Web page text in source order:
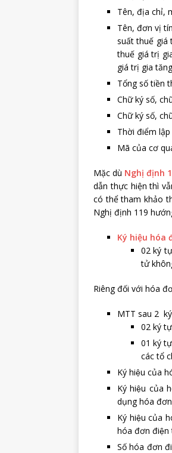
Tên, địa chỉ,
Tên, đơn vị
suất thuế giá
thuế giá trị
giá trị gia
Tổng số tiền
Chữ ký số,
Chữ ký số,
Thời điểm
Mã của cơ
Mặc dù Nghị định
dẫn thực hiện thì
có thể tham khảo
Nghị định 119
Ký hiệu hóa
02 ký
tử
Riêng đối với hóa
MTT sau 2
02 ký
01 ký
các tổ
Ký hiệu của
Ký hiệu của
dụng hóa
Ký hiệu của
hóa đơn điện
Số hóa đơn